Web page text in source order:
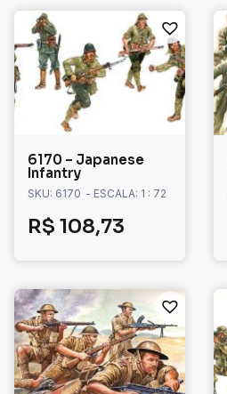
6170 – Japanese
Infantry
SKU: 6170 - ESCALA: 1 : 72
R$ 108,73